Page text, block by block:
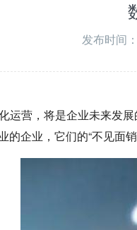
发布时间
运营，将是企业未来发
的企业，它们的“不见面